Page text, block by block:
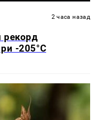
2 часа назад
рекорд
-205°C